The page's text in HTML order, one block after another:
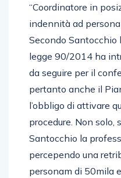
“Coordinatore in
indennità ad
Secondo Santocchio
legge 90/2014 ha
da seguire per il
pertanto anche il
l’obbligo di attivare
procedure. Non solo,
Santocchio la
percependo una
personam di 50mila